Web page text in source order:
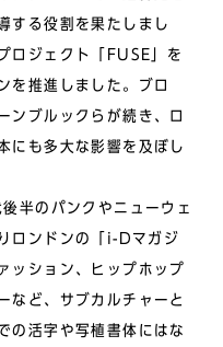
する役割を果たしまし
ロジェクト「FUSE」を
を推進しました。ブロ
ンブルックらが続き、ロ
にも多大な影響を及ぼし
半のパンクやニューウェ
ロンドンの「i-Dマガジ
ッション、ヒップホップ
など、サブカルチャーと
の活字や写植書体にはな